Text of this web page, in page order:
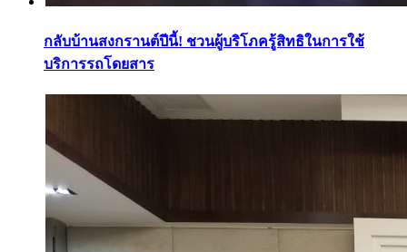
กลับบ้านสงกรานต์ปีนี้! ชวนผู้บริโภครู้สิทธิในการใช้
บริการรถโดยสาร